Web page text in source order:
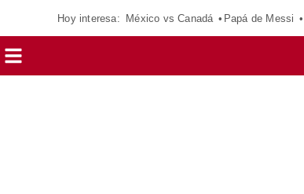
Hoy interesa: México vs Canadá Papá de Messi